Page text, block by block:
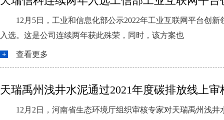
12月5日，工业和信息化部公示2022年工业互联网平台创
入选。这是公司连续两年获此殊荣，同时，该方案也
查看更多
天瑞禹州浅井水泥通过2021年度碳排放线上审
12月2日，河南省生态环境厅组织审核专家对天瑞禹州浅